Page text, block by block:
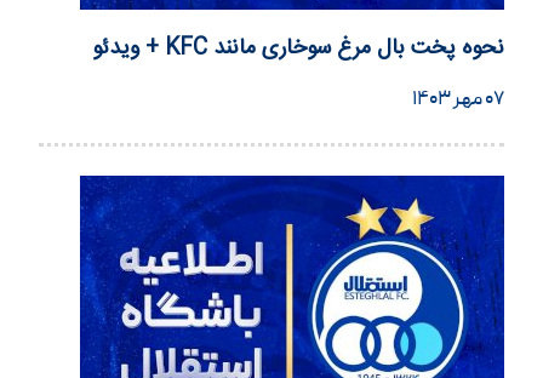
نحوه پخت بال مرغ سوخاری مانند KFC + ویدئو
۰۷ مهر ۱۴۰۳